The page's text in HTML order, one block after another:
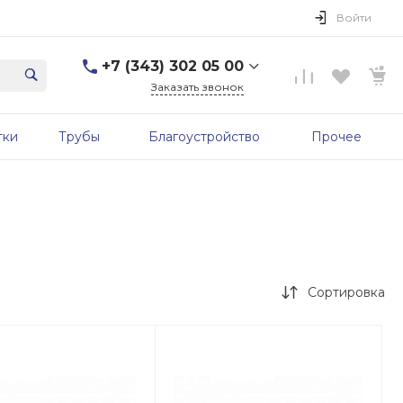
Войти
+7 (343) 302 05 00
г. Екатеринбург, ул.
Заказать звонок
Трубы Благоустройство Прочее
Сортировка